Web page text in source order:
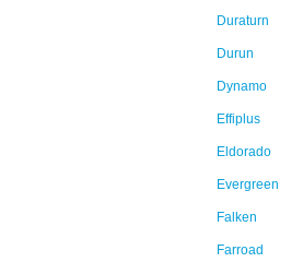
Duraturn
Durun
Dynamo
Effiplus
Eldorado
Evergreen
Falken
Farroad